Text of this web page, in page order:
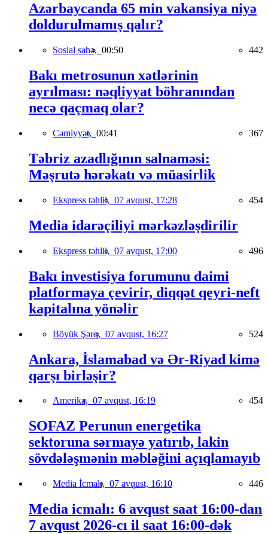
Azərbaycanda 65 min vakansiya niyə
doldurulmamış qalır?
Sosial sahə, 00:50 442
Bakı metrosunun xətlərinin
ayrılması: nəqliyyat böhranından
necə qaçmaq olar?
Cəmiyyət, 00:41 367
Təbriz azadlığının salnaməsi:
Məşrutə hərəkatı və müasirlik
Ekspress təhlil, 07 avqust, 17:28 454
Media idarəçiliyi mərkəzləşdirilir
Ekspress təhlil, 07 avqust, 17:00 496
Bakı investisiya forumunu daimi
platformaya çevirir, diqqət qeyri-neft
kapitalına yönəlir
Böyük Şərq, 07 avqust, 16:27 524
Ankara, İslamabad və Ər-Riyad kimə
qarşı birləşir?
Amerika, 07 avqust, 16:19 454
SOFAZ Perunun energetika
sektoruna sərmayə yatırıb, lakin
sövdələşmənin məbləğini açıqlamayıb
Media İcmalı, 07 avqust, 16:10 446
Media icmalı: 6 avqust saat 16:00-dan
7 avqust 2026-cı il saat 16:00-dək